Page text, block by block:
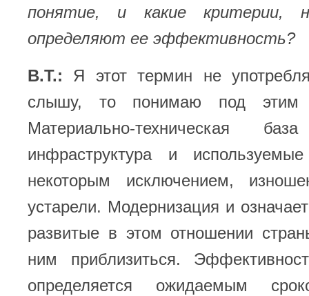
понятие, и какие критерии,
определяют ее эффективность?
В.Т.: Я этот термин не
слышу, то понимаю под этим
Материально-техническая
инфраструктура и
некоторым исключением,
устарели. Модернизация и
развитые в этом отношении
ним приблизиться.
определяется ожидаемым